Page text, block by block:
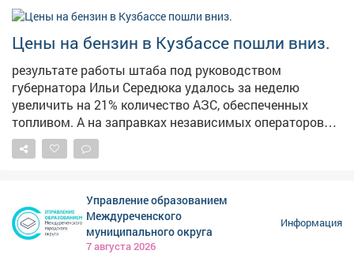
сильных ливней эта лестница регулярно
превращается в бурный водопад, а зимой страдает от
тяжести снега. Напомним, в конце июня в мэрии
сообщали, что началсяремонт лестничного спуска на
Пионерском бульваре. В администрации также
отметили, что его размыло сильным дождем.
Цены на бензин в Кузбассе пошли вниз.
результате работы штаба под руководством
губернатора Ильи Середюка удалось за неделю
увеличить на 21% количество АЗС, обеспеченных
топливом. А на заправках независимых операторов
стоимость горючего начала снижаться. Проехали по
территориям региона и убедились в этом.
Управление образованием
Междуреченского
муниципального округа
7 августа 2026
Информация